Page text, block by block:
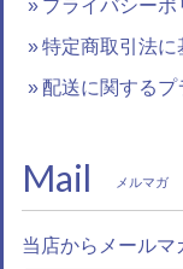
プライバシーポ
特定商取引法に
配送に関する
Mail メルマガ
当店からメールマ